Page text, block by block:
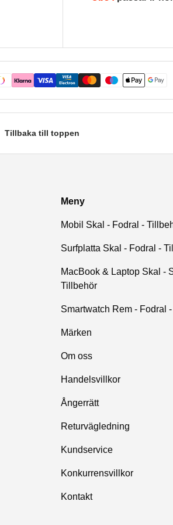
Tillbaka till toppen
Meny
Mobil Skal - Fodral -
Surfplatta Skal - Fodral -
MacBook & Laptop Skal -
Tillbehör
Smartwatch Rem - Fodral
Märken
Om oss
Handelsvillkor
Ångerrätt
Returvägledning
Kundservice
Konkurrensvillkor
Kontakt